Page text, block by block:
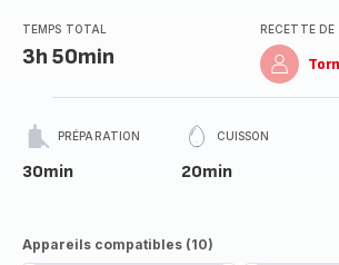
TEMPS TOTAL
3h 50min
RECETTE DE
PRÉPARATION
30min
CUISSON
20min
Appareils compatibles (10)